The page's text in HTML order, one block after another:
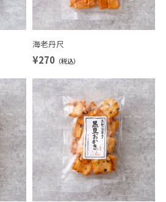
海老丹尺
¥270 （税込）